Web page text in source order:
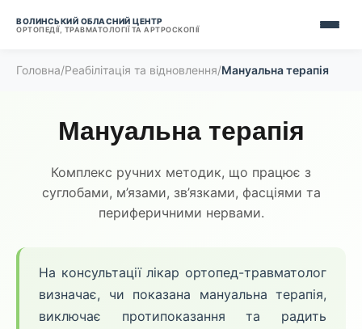
ВОЛИНСЬКИЙ ОБЛАСНИЙ ЦЕНТР
ОРТОПЕДІЇ, ТРАВМАТОЛОГІЇ ТА АРТРОСКОПІЇ
Головна/Реабілітація та відновлення/Мануальна терапія
Мануальна терапія
Комплекс ручних методик, що працює з
суглобами, м’язами, зв’язками, фасціями та
периферичними нервами.
На консультації лікар ортопед-травматолог
визначає, чи показана мануальна терапія,
виключає протипоказання та радить